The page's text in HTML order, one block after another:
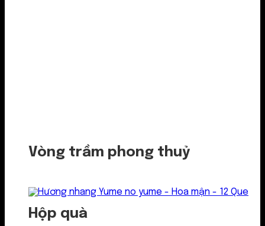
Vòng trầm phong thuỷ
Hộp quà